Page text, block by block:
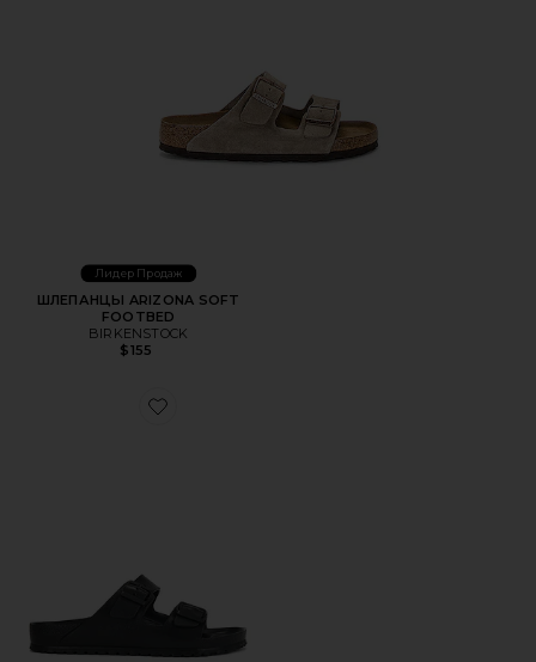
Лидер Продаж
ШЛЕПАНЦЫ ARIZONA SOFT
FOOTBED
BIRKENSTOCK
$155
Favorite ШЛЕПАНЦЫ ARIZONA